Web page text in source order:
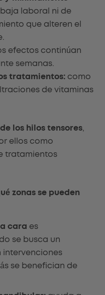
laboral ni de
que alteren el
efectos continúan
semanas.
tratamientos: como
de vitaminas
los hilos tensores
ellos como
tratamientos
zonas se pueden
cara es
se busca un
intervenciones
se benefician de